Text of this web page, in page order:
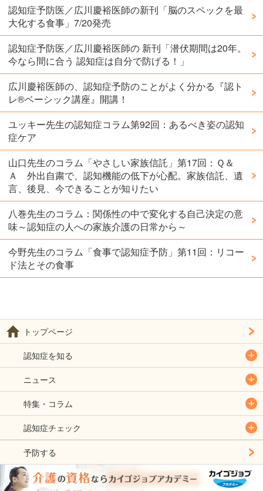
認知症予防医／広川慶裕医師の新刊「脳のスペックを最
大化する食事」7/20発売
認知症予防医／広川慶裕医師の 新刊「潜伏期間は20年。
今なら間に合う 認知症は自分で防げる！」
広川慶裕医師の、認知症予防のことがよく分かる『認ト
レ®️ベーシック講座』開講！
ユッキー先生の認知症コラム第92回：あるべき姿の認知
症ケア
山口先生のコラム「やさしい家族信託」第17回：Ｑ＆
Ａ 外出自粛で、認知機能の低下が心配。家族信託、遺
言、後見、今できることが知りたい
八巻先生のコラム：関係性の中で変化する自己決定の意
味～認知症の人への家族介護の日常から～
今野先生のコラム「食事で認知症予防」第11回：リコー
ド法とその食事
トップページ
認知症を知る
ニュース
特集・コラム
認知症チェック
予防する